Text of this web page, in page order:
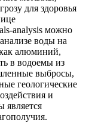
для здоровья
analysis можно
воды на
алюминий,
в водоемы из
выбросы,
геологические
и
является